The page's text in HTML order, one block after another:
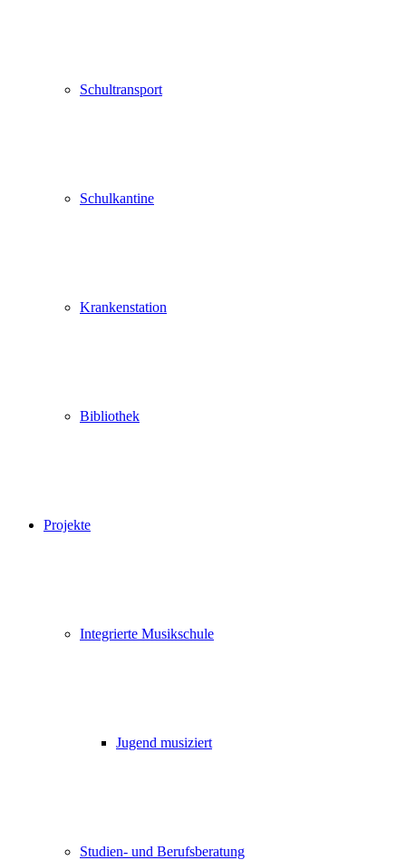
Schultransport
Schulkantine
Krankenstation
Bibliothek
Projekte
Integrierte Musikschule
Jugend musiziert
Studien- und Berufsberatung